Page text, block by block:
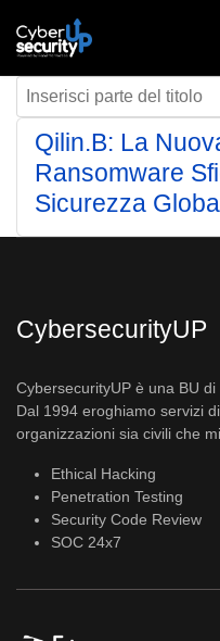
Inserisci parte del titolo
Qilin.B: La
Ransomware
Sicurezza
CybersecurityUP
CybersecurityUP è una BU di
Dal 1994 eroghiamo servizi
organizzazioni sia civili che
Ethical Hacking
Penetration Testing
Security Code Review
SOC 24x7